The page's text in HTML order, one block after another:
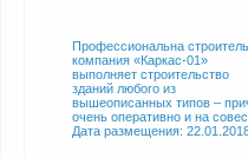
Профессиональна
компания «Каркас-01»
выполняет строительство
зданий любого из
вышеописанных типов –
очень оперативно и на
Дата размещения: